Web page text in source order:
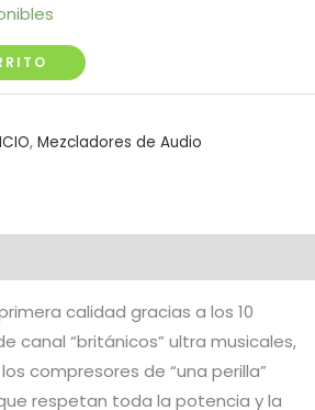
, Mezcladores de Audio
calidad gracias a los 10
canal “británicos” ultra musicales,
compresores de “una perilla”
respetan toda la potencia y la